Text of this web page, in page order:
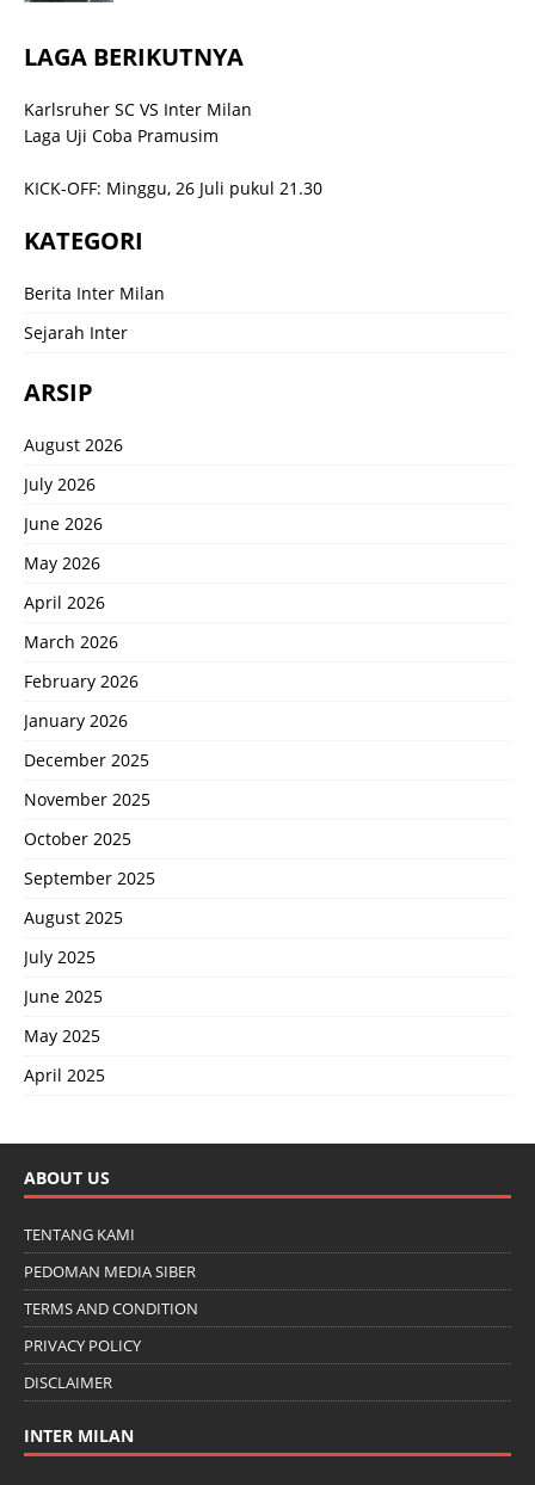
LAGA BERIKUTNYA
Karlsruher SC VS Inter Milan
Laga Uji Coba Pramusim
KICK-OFF: Minggu, 26 Juli pukul 21.30
KATEGORI
Berita Inter Milan
Sejarah Inter
ARSIP
August 2026
July 2026
June 2026
May 2026
April 2026
March 2026
February 2026
January 2026
December 2025
November 2025
October 2025
September 2025
August 2025
July 2025
June 2025
May 2025
April 2025
ABOUT US
TENTANG KAMI
PEDOMAN MEDIA SIBER
TERMS AND CONDITION
PRIVACY POLICY
DISCLAIMER
INTER MILAN